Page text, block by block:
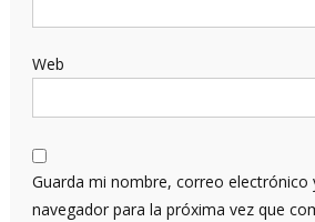
Web
Guarda mi nombre, correo electrónico
navegador para la próxima vez que